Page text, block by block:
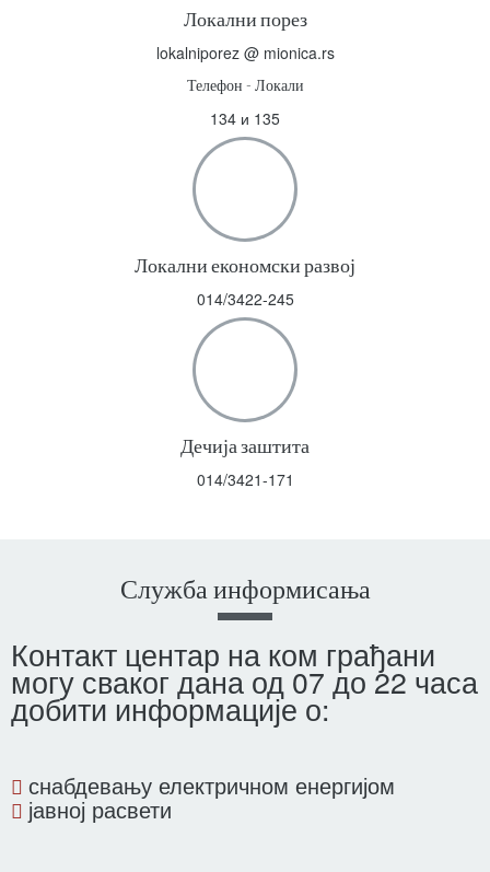
Локални порез
lokalniporez @ mionica.rs
Телефон - Локали
134 и 135
Локални економски развој
014/3422-245
Дечија заштита
014/3421-171
Служба информисања
Контакт центар на ком грађани
могу сваког дана од 07 до 22 часа
добити информације о:
снабдевању електричном енергијом
јавној расвети